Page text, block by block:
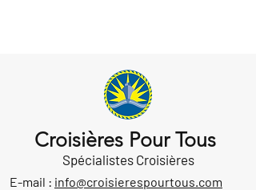
Croisières Pour Tous
Spécialistes Croisières
E-mail : info@croisierespourtous.com